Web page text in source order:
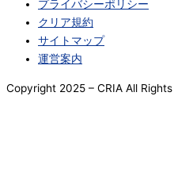
プライバシーポリシー
クリア規約
サイトマップ
運営案内
Copyright 2025 – CRIA All